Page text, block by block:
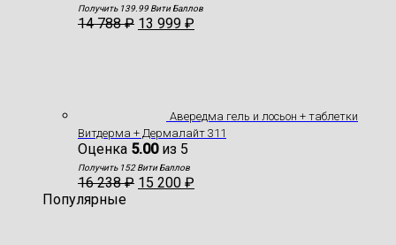
Получить 139.99 Вити Баллов
14 788₽ 13 999 ₽
Авередма гель и лосьон + таблетки
Витдерма + Дермалайт 311
Оценка 5.00из 5
Получить 152 Вити Баллов
16 238₽ 15 200 ₽
Популярные